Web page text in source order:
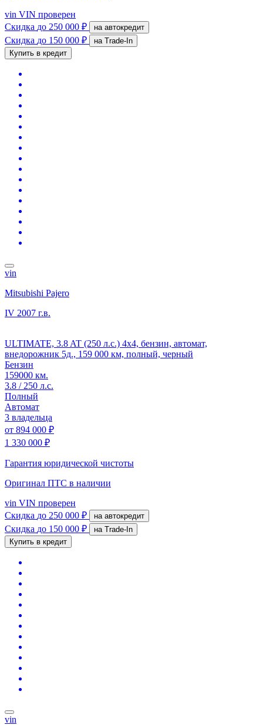
vin VIN проверен
Скидка до 250 000 ₽ на автокредит
Скидка до 150 000 ₽
на Trade-In
Купить в кредит
vin
Mitsubishi Pajero
IV 2007 г.в.
ULTIMATE, 3.8 AT (250 л.с.) 4x4, бензин, автомат,
внедорожник 5д., 159 000 км, полный, черный
Бензин
159000 км.
3.8 / 250 л.с.
Полный
Автомат
3 владельца
от 894 000 ₽
1 330 000 ₽
Гарантия юридической чистоты
Оригинал ПТС в наличии
vin VIN проверен
Скидка до 250 000 ₽ на автокредит
Скидка до 150 000 ₽
на Trade-In
Купить в кредит
vin